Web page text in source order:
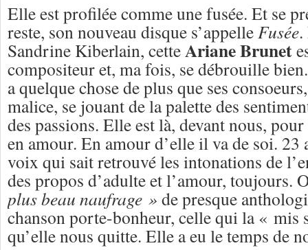
Elle est profilée comme une fusée. Et se
reste, son nouveau disque s’appelle Fusée
Sandrine Kiberlain, cetteAriane Brunet
compositeur et, ma fois, se débrouille
a quelque chose de plus que ses
malice, se jouant de la palette des
des passions. Elle est là, devant nous,
en amour. En amour d’elle il va de soi. 23
voix qui sait retrouvé les intonations de
des propos d’adulte et l’amour, toujours.
plus beau naufrage » de presque
chanson porte-bonheur, celle qui la « mis
qu’elle nous quitte. Elle a eu le temps de